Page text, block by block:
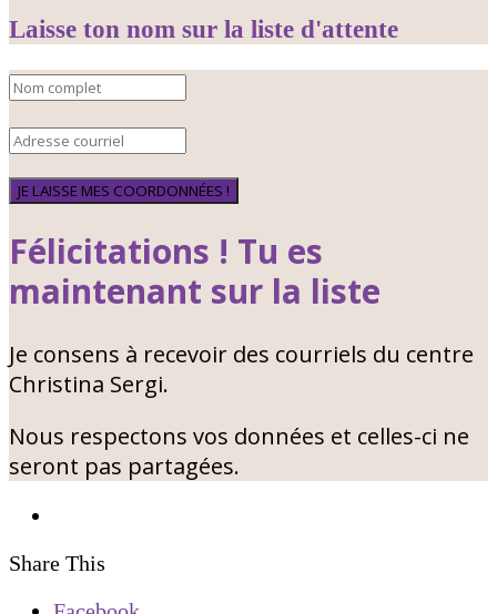
Laisse ton nom sur la liste d'attente
JE LAISSE MES COORDONNÉES !
Félicitations ! Tu es
maintenant sur la liste
Je consens à recevoir des courriels du centre
Christina Sergi.
Nous respectons vos données et celles-ci ne
seront pas partagées.
Share This